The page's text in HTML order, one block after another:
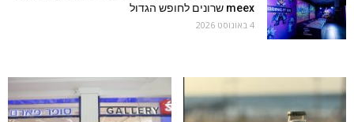
meex שרונים לחופש הגדול
4 באוגוסט 2026